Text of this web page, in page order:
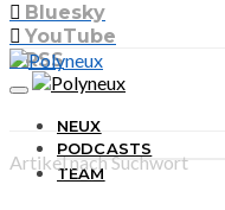
Bluesky
YouTube
RSS
NEUX
PODCASTS
TEAM
Artikel nach Suchwort